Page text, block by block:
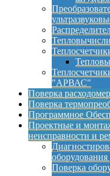
"АРВАС"
Поверка
Поверка
Программное
Проектные и
неисправности и
оборудования
Поверка